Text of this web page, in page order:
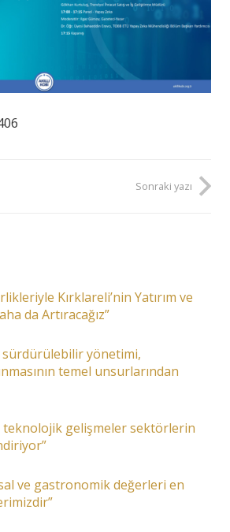
Sonraki yazı
Kırklareli’nin Yatırım ve
da Artıracağız”
sürdürülebilir yönetimi,
temel unsurlarından
teknolojik gelişmeler sektörlerin
ve gastronomik değerleri en